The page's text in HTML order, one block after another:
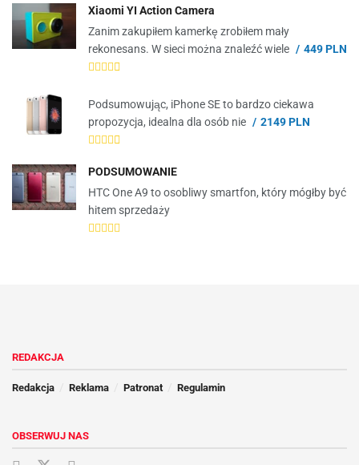
Xiaomi YI Action Camera
Zanim zakupiłem kamerkę zrobiłem mały
rekonesans. W sieci można znaleźć wiele
449 PLN
Podsumowując, iPhone SE to bardzo ciekawa
propozycja, idealna dla osób nie
2149 PLN
PODSUMOWANIE
HTC One A9 to osobliwy smartfon, który mógłby być
hitem sprzedaży
REDAKCJA
Redakcja Reklama Patronat Regulamin
OBSERWUJ NAS